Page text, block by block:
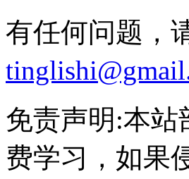
有任何问题，
免责声明:本站
费学习，如果